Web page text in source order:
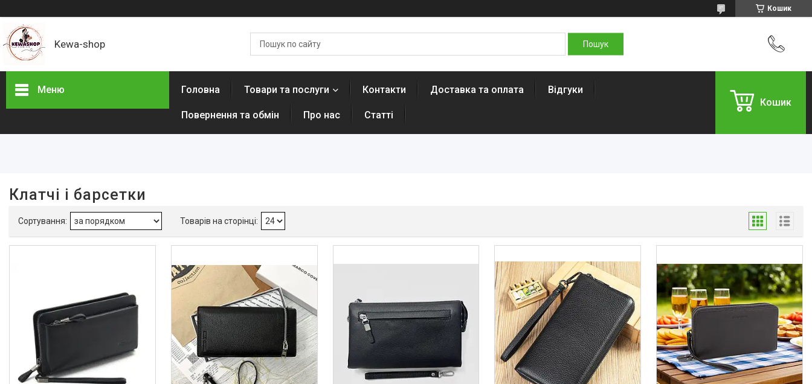
Кошик
Kewa-shop
Меню
Leather Collection 11
Marco Coverna 9
Wild Leather 2
Фотогалерея
Новинки
Товари з акціями
Новини
Головна Товари та послуги Контакти Доставка та оплата Відгуки
Повернення та обмін Про нас Статті
Кошик
Клатчі і барсетки